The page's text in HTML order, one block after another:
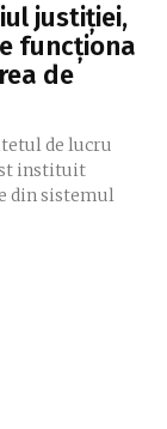
justiției,
funcționa
de
de lucru
instituit
din sistemul